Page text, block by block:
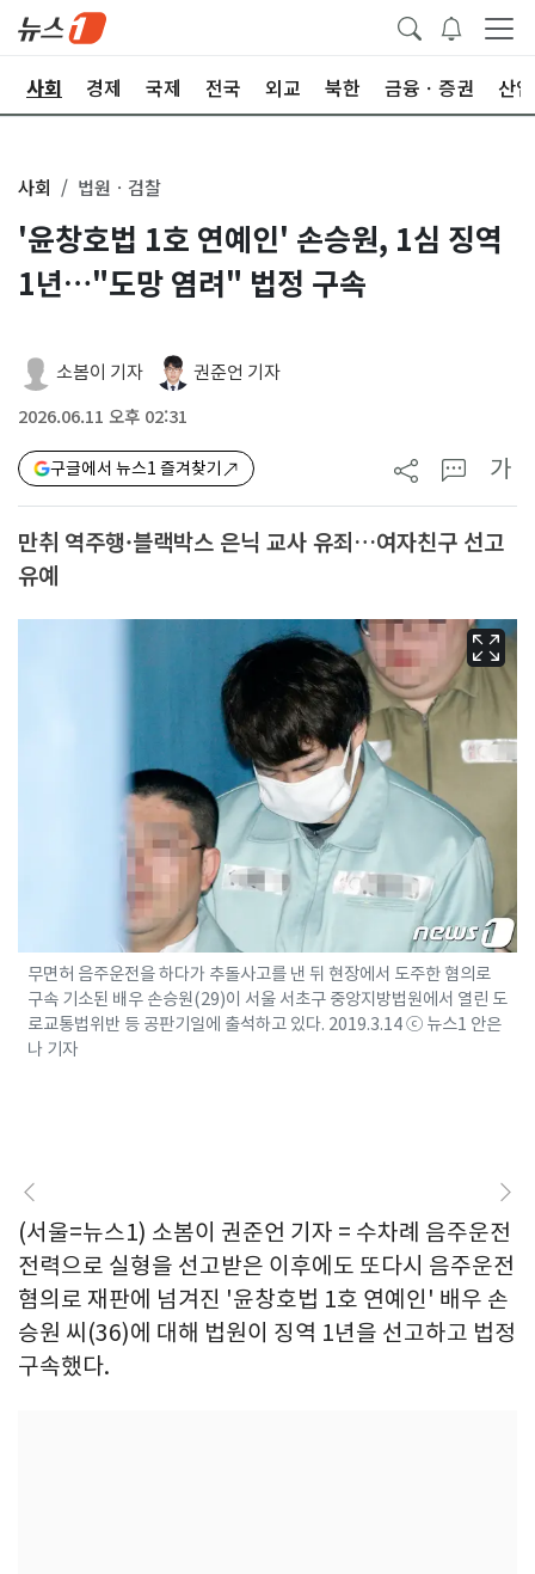
사회 경제 국제 전국 외교 북한 금융ㆍ증권 산업
사회 법원ㆍ검찰
'윤창호법 1호 연예인' 손승원, 1심 징역
1년…"도망 염려" 법정 구속
소봄이 기자 권준언 기자
2026.06.11 오후 02:31
구글에서 뉴스1 즐겨찾기 가
만취 역주행·블랙박스 은닉 교사 유죄…여자친구 선고
유예
무면허 음주운전을 하다가 추돌사고를 낸 뒤 현장에서 도주한 혐의로
구속 기소된 배우 손승원(29)이 서울 서초구 중앙지방법원에서 열린 도
로교통법위반 등 공판기일에 출석하고 있다. 2019.3.14 ⓒ 뉴스1 안은
나 기자
(서울=뉴스1) 소봄이 권준언 기자 = 수차례 음주운전
전력으로 실형을 선고받은 이후에도 또다시 음주운전
혐의로 재판에 넘겨진 '윤창호법 1호 연예인' 배우 손
승원 씨(36)에 대해 법원이 징역 1년을 선고하고 법정
구속했다.